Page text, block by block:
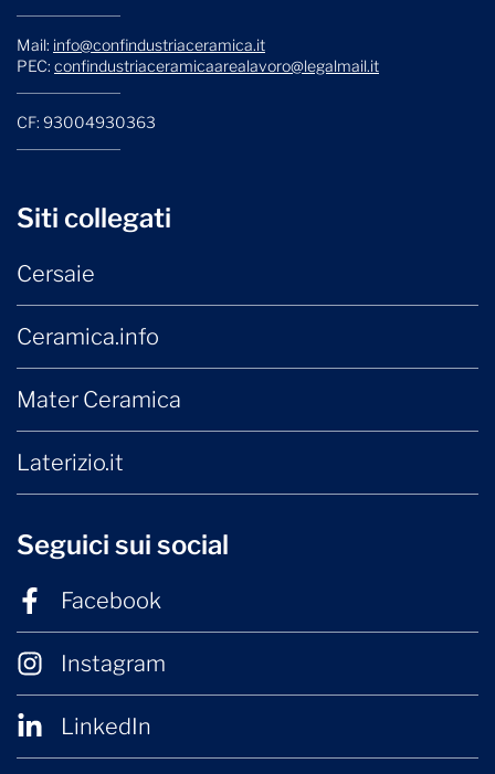
Mail: info@confindustriaceramica.it
PEC: confindustriaceramicaarealavoro@legalmail.it
CF: 93004930363
Siti collegati
Cersaie
Ceramica.info
Mater Ceramica
Laterizio.it
Seguici sui social
Facebook
Instagram
LinkedIn